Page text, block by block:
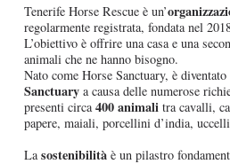
Tenerife Horse Rescue è un’
regolarmente registrata, fondata nel
L’obiettivo è offrire una casa e una
animali che ne hanno bisogno.
Nato come Horse Sanctuary, è
Sanctuary a causa delle numerose
presenti circa400 animali tra cavalli,
papere, maiali, porcellini d’india,
Lasostenibilità è un pilastro